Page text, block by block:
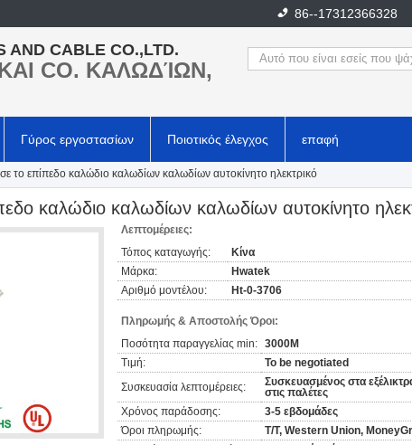
86--17312366328
AND CABLE CO.,LTD.
CO. ΚΑΛΩΔΊΩΝ,
Γύρος εργοστασίων Ποιοτικός έλεγχος επαφή
το επίπεδο καλώδιο καλωδίων καλωδίων αυτοκίνητο ηλεκτρικό
καλώδιο καλωδίων καλωδίων αυτοκίνητο
Λεπτομέρειες:
Τόπος καταγωγής:
Κίνα
Μάρκα:
Hwatek
Αριθμό μοντέλου:
Ht-0-3706
Πληρωμής & Αποστολής Όροι:
Ποσότητα παραγγελίας min: 3000M
Τιμή:
To be negotiated
Συσκευασία λεπτομέρειες:
Συσκευασμένος στα
στις παλέτες
Χρόνος παράδοσης:
3-5 εβδομάδες
Όροι πληρωμής:
T/T, Western Union,